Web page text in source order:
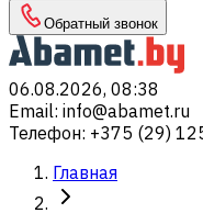
Обратный звонок
06.08.2026, 08:38
Email: info@abamet.ru
Телефон: +375 (29)
Главная